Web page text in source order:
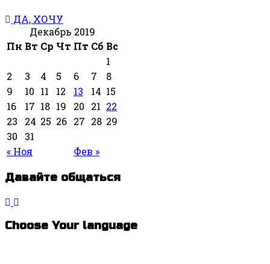
ДА, ХОЧУ
Декабрь 2019
Пн Вт Ср Чт Пт Сб Вс
« Ноя Фев »
1
2
3 4 5 6 7
8
9
10 11 12 13 14 15
16
17 18 19 20 21 22
23
24 25 26 27 28 29
30
31
Давайте общаться
Choose Your language